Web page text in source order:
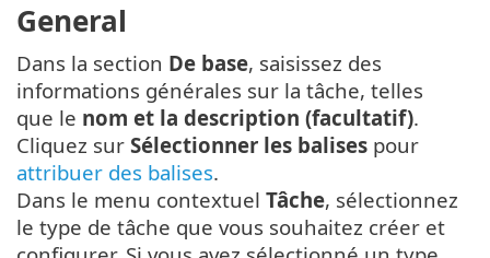
General
Dans la section De base, saisissez des
informations générales sur la tâche, telles
que le nom et la description (facultatif).
Cliquez sur Sélectionner les balises pour
attribuer des balises.
Dans le menu contextuel Tâche, sélectionnez
le type de tâche que vous souhaitez créer et